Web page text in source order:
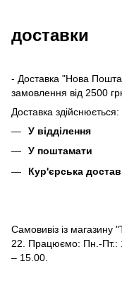
доставки
- Доставка "Нова
замовлення від 2500
Доставка здійснюється:
У відділення
У поштамати
Кур'єрська
Самовивіз із магазину
22. Працюємо: Пн.-Пт.:
– 15.00.